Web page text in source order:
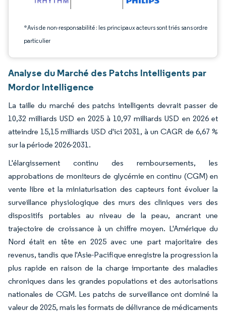
*Avis de non-responsabilité : les principaux acteurs sont triés sans ordre
particulier
Analyse du Marché des Patchs Intelligents par
Mordor Intelligence
La taille du marché des patchs intelligents devrait passer de
10,32 milliards USD en 2025 à 10,97 milliards USD en 2026 et
atteindre 15,15 milliards USD d'ici 2031, à un CAGR de 6,67 %
sur la période 2026-2031.
L'élargissement continu des remboursements, les
approbations de moniteurs de glycémie en continu (CGM) en
vente libre et la miniaturisation des capteurs font évoluer la
surveillance physiologique des murs des cliniques vers des
dispositifs portables au niveau de la peau, ancrant une
trajectoire de croissance à un chiffre moyen. L'Amérique du
Nord était en tête en 2025 avec une part majoritaire des
revenus, tandis que l'Asie-Pacifique enregistre la progression la
plus rapide en raison de la charge importante des maladies
chroniques dans les grandes populations et des autorisations
nationales de CGM. Les patchs de surveillance ont dominé la
valeur de 2025, mais les formats de délivrance de médicaments